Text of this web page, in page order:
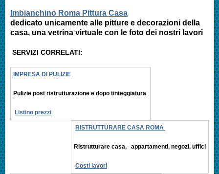
Imbianchino Roma Pittura Casa
dedicato unicamente alle pitture e decorazioni della
casa, una vetrina virtuale con le foto dei nostri lavori
SERVIZI CORRELATI:
IMPRESA DI PULIZIE
Pulizie post ristrutturazione e dopo tinteggiatura
Listino prezzi
RISTRUTTURARE CASA ROMA
Ristrutturare casa, appartamenti, negozi, uffici
Costi lavori